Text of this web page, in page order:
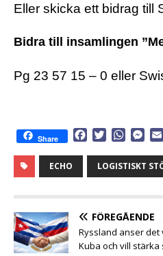
Eller skicka ett bidrag till
Bidra till insamlingen
Pg 23 57 15 – 0 eller
Share
e
o
k
i
t
r
W
a
t
p
p
M
s
s
g
e
r
ECHO LOGISTISKT
FÖREGÅENDE
Ryssland anser
Kuba och vill